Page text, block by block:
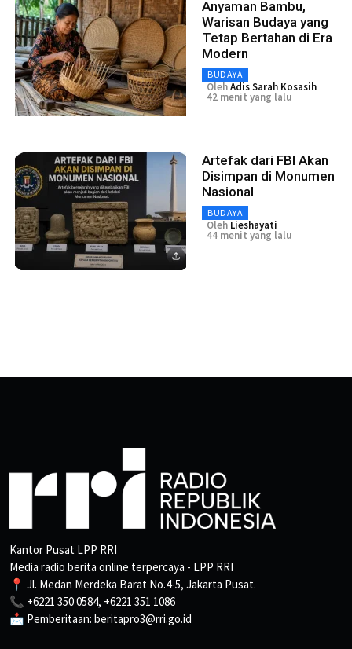
Anyaman Bambu,
Warisan Budaya yang
Tetap Bertahan di Era
Modern
BUDAYA
OlehAdis Sarah Kosasih
42 menit yang lalu
Artefak dari FBI Akan
Disimpan di Monumen
Nasional
BUDAYA
Oleh Lieshayati
44 menit yang lalu
Kantor Pusat LPP RRI
Media radio berita online terpercaya - LPP RRI
📍 Jl. Medan Merdeka Barat No.4-5, Jakarta Pusat.
📞 +6221 350 0584, +6221 351 1086
📩 Pemberitaan: beritapro3@rri.go.id